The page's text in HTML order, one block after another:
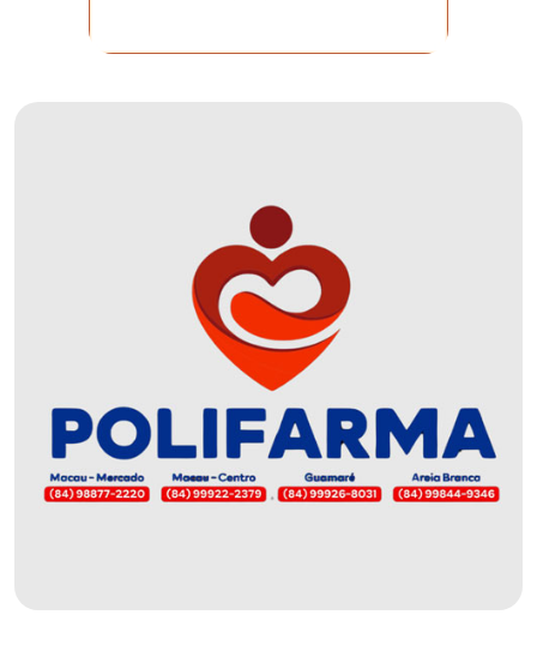
CURSINHO
DESENVOLVIMENTO
ECONÔMICO
DESENVOLVIMENTO
RURAL
DIA